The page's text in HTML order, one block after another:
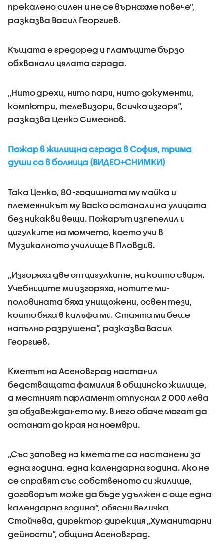
прекалено силен и не се върнахме повече”,
разказва Васил Георгиев.
Къщата е гредоред и пламъците бързо
обхванали цялата сграда.
„Нито дрехи, нито пари, нито документи,
компютри, телевизори, всичко изгоря”,
разказва Ценко Симеонов.
Пожар в жилищна сграда в София, трима
души са в болница (ВИДЕО+СНИМКИ)
Така Ценко, 80-годишната му майка и
племенникът му Васко останали на улицата
без никакви вещи. Пожарът изпепелил и
цигулките на момчето, което учи в
Музикалното училище в Пловдив.
„Изгоряха две от цигулките, на които свиря.
Учебниците ми изгоряха, нотите ми-
половината бяха унищожени, освен тези,
които бяха в калъфа ми. Стаята ми беше
напълно разрушена”, разказва Васил
Георгиев.
Кметът на Асеновград настанил
бедстващата фамилия в общинско жилище,
а местният парламент отпуснал 2 000 лева
за обзавеждането му. В него обаче могат да
останат до края на ноември.
„Със заповед на кмета те са настанени за
една година, една календарна година. Ако не
се справят със собственото си жилище,
договорът може да бъде удължен с още една
календарна година”, обясни Величка
Стойчева, директор дирекция „Хуманитарни
дейности”, община Асеновград.